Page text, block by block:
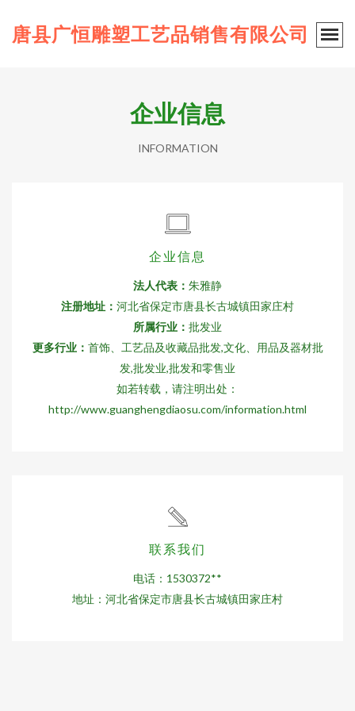
唐县广恒雕塑工艺品销售有限公司
企业信息
INFORMATION
企业信息
法人代表： 朱雅静
注册地址： 河北省保定市唐县长古城镇田家庄村
所属行业： 批发业
更多行业： 首饰、工艺品及收藏品批发,文化、用品及器材批
发,批发业,批发和零售业
如若转载，请注明出处：
http://www.guanghengdiaosu.com/information.html
联系我们
电话：1530372**
地址：河北省保定市唐县长古城镇田家庄村